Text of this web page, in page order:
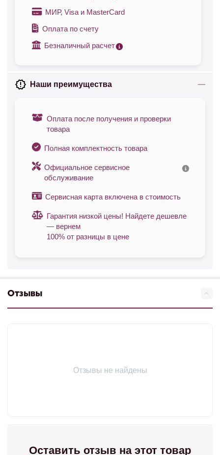
МИР, Visa и MasterCard
Оплата по счету
Безналичный расчет
Наши преимущества
Оплата после получения и проверки
товара
Полная комплектность товара
Официальное сервисное
обслуживание
Сервисная карта включена в стоимость
Гарантия низкой цены! Найдете дешевле
— вернем
100% от разницы в цене
Отзывы
Отзывы не найдены
Оставить отзыв на этот товар